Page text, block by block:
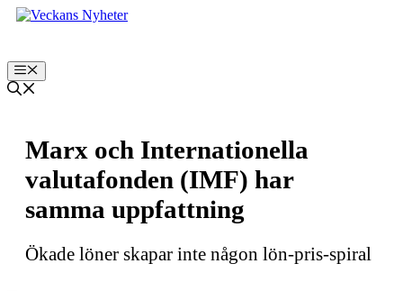
Hoppa
Meny
Marx och Internationella
valutafonden (IMF) har
samma uppfattning
Ökade löner skapar inte någon lön-pris-spiral